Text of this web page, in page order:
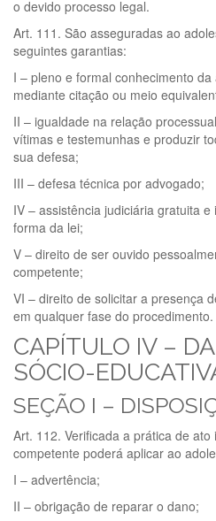
o devido processo legal.
Art. 111. São asseguradas ao
seguintes garantias:
I – pleno e formal conhecimento
mediante citação ou meio
II – igualdade na relação
vítimas e testemunhas e produzir
sua defesa;
III – defesa técnica por advogado;
IV – assistência judiciária gratuita
forma da lei;
V – direito de ser ouvido
competente;
VI – direito de solicitar a presença
em qualquer fase do procedimento.
CAPÍTULO IV –
SÓCIO-
SEÇÃO I –
Art. 112. Verificada a prática de
competente poderá aplicar ao
I – advertência;
II – obrigação de reparar o dano;